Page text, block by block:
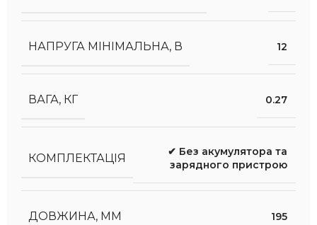
НАПРУГА МІНІМАЛЬНА, В 12
ВАГА, КГ 0.27
КОМПЛЕКТАЦІЯ
✔ Без акумулятора та
зарядного пристрою
ДОВЖИНА, ММ 195